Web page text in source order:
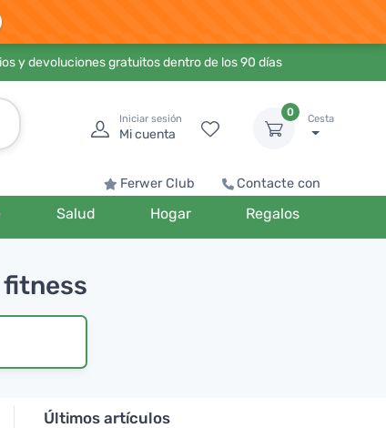
y devoluciones gratuitos dentro de los 90 días
Iniciar sesión
Mi cuenta
0
Cesta
Ferwer Club Contacte con
Salud Hogar Regalos
fitness
Últimos artículos